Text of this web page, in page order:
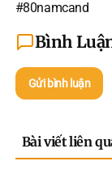
#80namcand
Bình
Gửi bình luận
Bài viết liên